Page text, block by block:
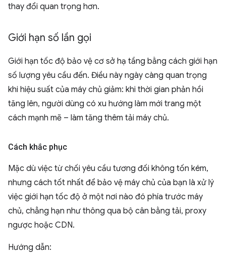
thay đổi quan trọng hơn.
Giới hạn số lần gọi
Giới hạn tốc độ bảo vệ cơ sở hạ tầng bằng cách giới hạn
số lượng yêu cầu đến. Điều này ngày càng quan trọng
khi hiệu suất của máy chủ giảm: khi thời gian phản hồi
tăng lên, người dùng có xu hướng làm mới trang một
cách mạnh mẽ – làm tăng thêm tải máy chủ.
Cách khắc phục
Mặc dù việc từ chối yêu cầu tương đối không tốn kém,
nhưng cách tốt nhất để bảo vệ máy chủ của bạn là xử lý
việc giới hạn tốc độ ở một nơi nào đó phía trước máy
chủ, chẳng hạn như thông qua bộ cân bằng tải, proxy
ngược hoặc CDN.
Hướng dẫn: